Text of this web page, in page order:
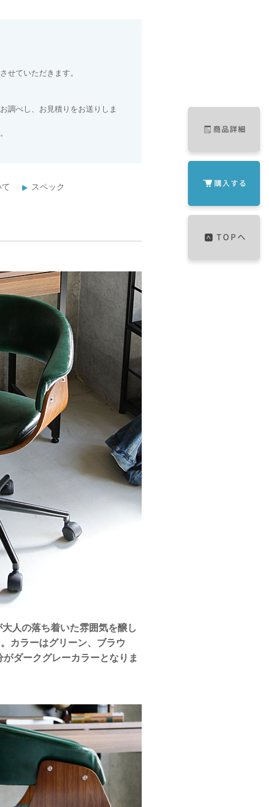
せていただきます。
調べし、お見積りをお送りしま
スペック
人の落ち着いた雰囲気を醸し
カラーはグリーン、ブラウ
ダークグレーカラーとなりま